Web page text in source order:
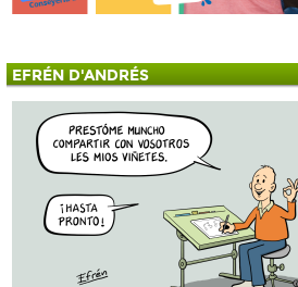
EFRÉN D'ANDRÉS